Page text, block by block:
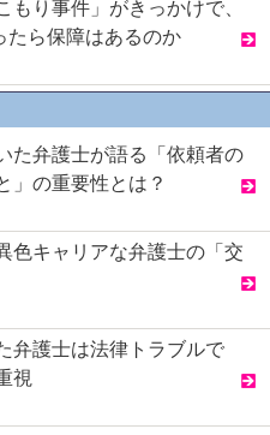
もり事件」がきっかけで、
たら保障はあるのか
た弁護士が語る「依頼者の
」の重要性とは？
色キャリアな弁護士の「交
弁護士は法律トラブルで
視